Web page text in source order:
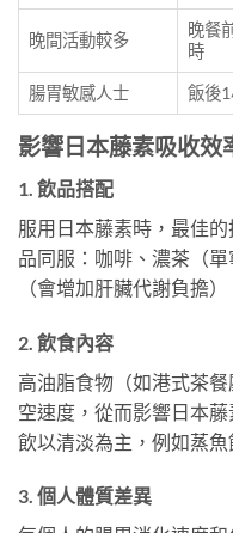
晚間活動較多
晚餐
時
腸胃敏感人士 飯後
影響日本藤素吸收效
1. 飲品搭配
服用日本藤素時，最佳
品同服：咖啡、濃茶（
（會增加肝臟代謝負擔
2. 飲食內容
高油脂食物（如港式茶
空速度，從而影響日本
飲以清淡為主，例如蒸魚
3. 個人體質差異